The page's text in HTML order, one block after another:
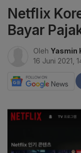
Netflix
Bayar
Oleh Yasmin
16 Juni 2021,